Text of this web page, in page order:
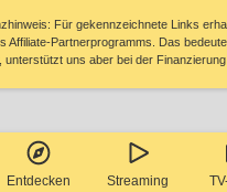
Entdecken Streaming
Für gekennzeichnete Links
Affiliate-Partnerprogramms. Das
unterstützt uns aber bei der